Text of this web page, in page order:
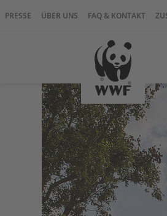
PRESSE ÜBER UNS FAQ & KONTAKT